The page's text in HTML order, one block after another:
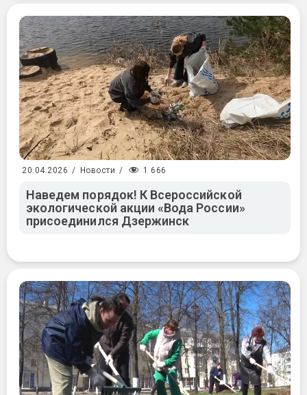
20.04.2026 / Новости / 1 666
Наведем порядок! К Всероссийской
экологической акции «Вода России»
присоединился Дзержинск